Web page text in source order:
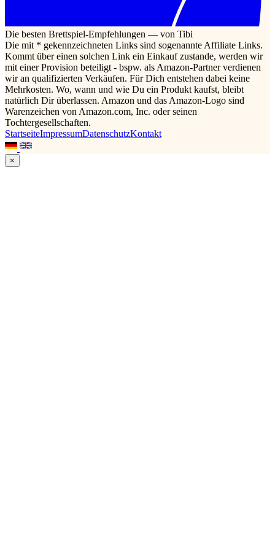
Die besten Brettspiel-Empfehlungen — von Tibi
Die mit * gekennzeichneten Links sind sogenannte Affiliate Links.
Kommt über einen solchen Link ein Einkauf zustande, werden wir
mit einer Provision beteiligt - bspw. als Amazon-Partner verdienen
wir an qualifizierten Verkäufen. Für Dich entstehen dabei keine
Mehrkosten. Wo, wann und wie Du ein Produkt kaufst, bleibt
natürlich Dir überlassen. Amazon und das Amazon-Logo sind
Warenzeichen von Amazon.com, Inc. oder seinen
Tochtergesellschaften.
StartseiteImpressumDatenschutzKontakt
×